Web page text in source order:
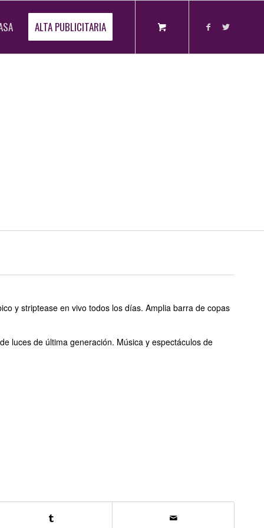
ALTA PUBLICITARIA
y striptease en vivo todos los días. Amplia barra de copas
luces de última generación. Música y espectáculos de